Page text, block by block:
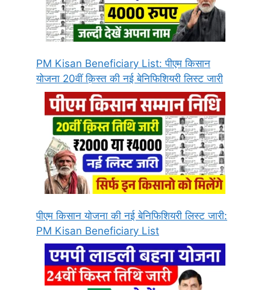
PM Kisan Beneficiary List: पीएम किसान
योजना 20वीं क़िस्त की नई बेनिफिशियरी लिस्ट जारी
पीएम किसान योजना की नई बेनिफिशियरी लिस्ट जारी:
PM Kisan Beneficiary List